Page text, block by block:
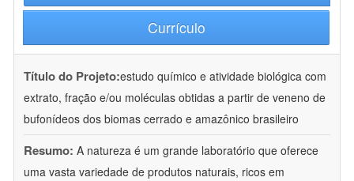
Currículo
Título do Projeto:estudo químico e atividade biológica com
extrato, fração e/ou moléculas obtidas a partir de veneno de
bufonídeos dos biomas cerrado e amazônico brasileiro
Resumo: A natureza é um grande laboratório que oferece
uma vasta variedade de produtos naturais, ricos em